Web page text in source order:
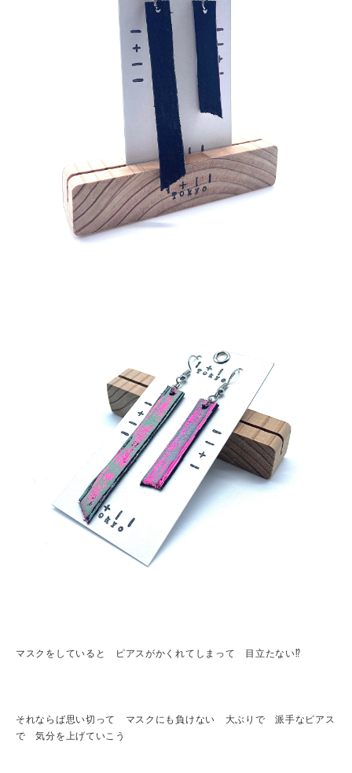
マスクをしていると ピアスがかくれてしまって 目立たない⁉︎
それならば思い切って マスクにも負けない 大ぶりで 派手なピアス
で 気分を上げていこう